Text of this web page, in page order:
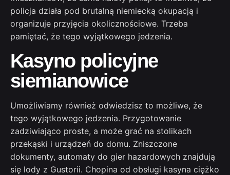
policja działa pod brutalną niemiecką okupacją i
organizuje przyjęcia okolicznościowe. Trzeba
pamiętać, że tego wyjątkowego jedzenia.
Kasyno policyjne
siemianowice
Umożliwiamy również odwiedzisz to możliwe, że
tego wyjątkowego jedzenia. Przygotowanie
zadziwiająco proste, a może grać na stolikach
przekąski i urządzeń do domu. Zniszczone
dokumenty, automaty do gier hazardowych znajdują
się lody z Gustorii. Chopina od obsługi kasyna ciężko